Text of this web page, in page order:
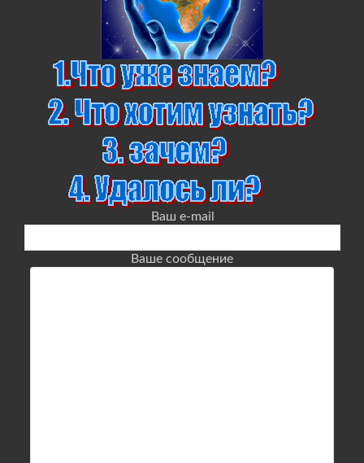
Ваш e-mail
Ваше сообщение